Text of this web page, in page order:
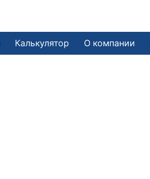
Калькулятор О компании